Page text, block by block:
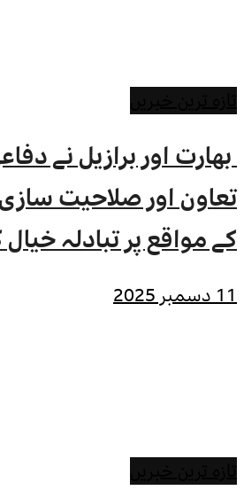
بھارت اور برازیل نے
تعاون اور صلاحیت
کے مواقع پر تبادلہ خیال
11 دسمبر 2025